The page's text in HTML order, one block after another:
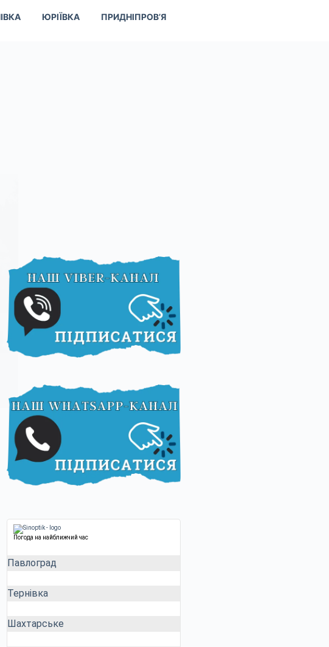
ЮРІЇВКА ПРИДНІПРОВ’Я
Погода на найближчий час
Павлоград
Тернівка
Шахтарське